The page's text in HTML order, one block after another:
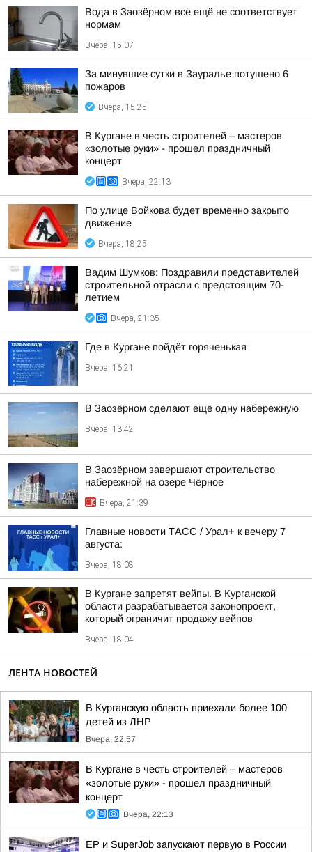
Вода в Заозёрном всё ещё не соответствует
нормам
Вчера, 15:07
За минувшие сутки в Зауралье потушено 6
пожаров
Вчера, 15:25
В Кургане в честь строителей – мастеров
«золотые руки» - прошел праздничный
концерт
Вчера, 22:13
По улице Войкова будет временно закрыто
движение
Вчера, 18:25
Вадим Шумков: Поздравили представителей
строительной отрасли с предстоящим 70-
летием
Вчера, 21:35
Где в Кургане пойдёт горяченькая
Вчера, 16:21
В Заозёрном сделают ещё одну набережную
Вчера, 13:42
В Заозёрном завершают строительство
набережной на озере Чёрное
Вчера, 21:39
Главные новости ТАСС / Урал+ к вечеру 7
августа:
Вчера, 18:08
В Кургане запретят вейпы. В Курганской
области разрабатывается законопроект,
который ограничит продажу вейпов
Вчера, 18:04
ЛЕНТА НОВОСТЕЙ
В Курганскую область приехали более 100
детей из ЛНР
Вчера, 22:57
В Кургане в честь строителей – мастеров
«золотые руки» - прошел праздничный
концерт
Вчера, 22:13
ЕР и SuperJob запускают первую в России